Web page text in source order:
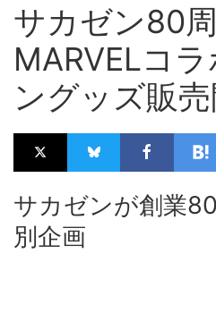
サカゼン80
MARVELコ
ングッズ販
サカゼンが創業
別企画